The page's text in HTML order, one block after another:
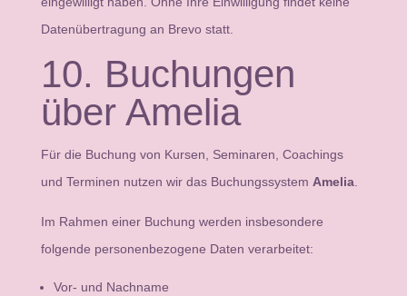
Datenübertragung an Brevo statt.
10. Buchungen
über Amelia
Für die Buchung von Kursen, Seminaren, Coachings
und Terminen nutzen wir das Buchungssystem Amelia.
Im Rahmen einer Buchung werden insbesondere
folgende personenbezogene Daten verarbeitet:
Vor- und Nachname